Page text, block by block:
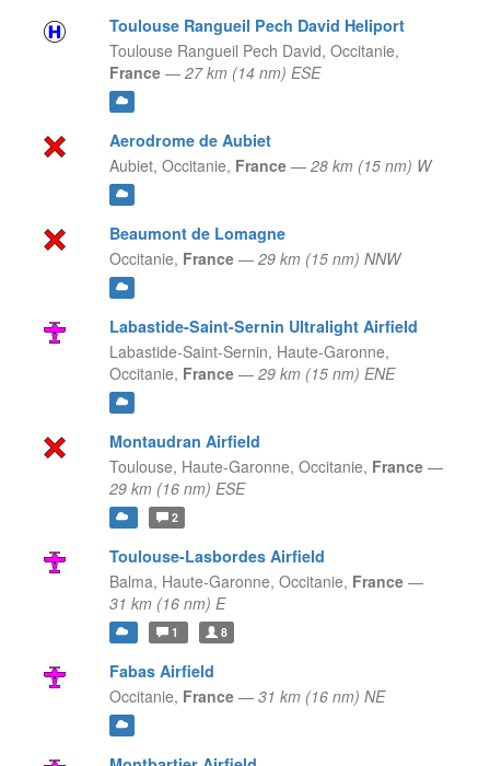
Toulouse Rangueil Pech David Heliport
Toulouse Rangueil Pech David, Occitanie,
France — 27 km (14 nm) ESE
Aerodrome de Aubiet
Aubiet, Occitanie, France — 28 km (15 nm) W
Beaumont de Lomagne
Occitanie, France — 29 km (15 nm) NNW
Labastide-Saint-Sernin Ultralight Airfield
Labastide-Saint-Sernin, Haute-Garonne,
Occitanie, France — 29 km (15 nm) ENE
Montaudran Airfield
Toulouse, Haute-Garonne, Occitanie, France —
29 km (16 nm) ESE
2
Toulouse-Lasbordes Airfield
Balma, Haute-Garonne, Occitanie, France —
31 km (16 nm) E
1 8
Fabas Airfield
Occitanie, France — 31 km (16 nm) NE